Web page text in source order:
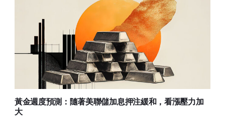
黃金週度預測：隨著美聯儲加息押注緩和，看漲壓力加
大